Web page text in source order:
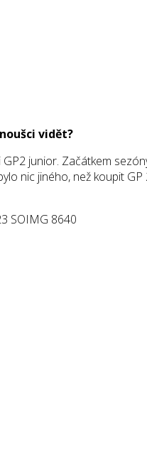
vidět?
junior. Začátkem
nic jiného, než koupit